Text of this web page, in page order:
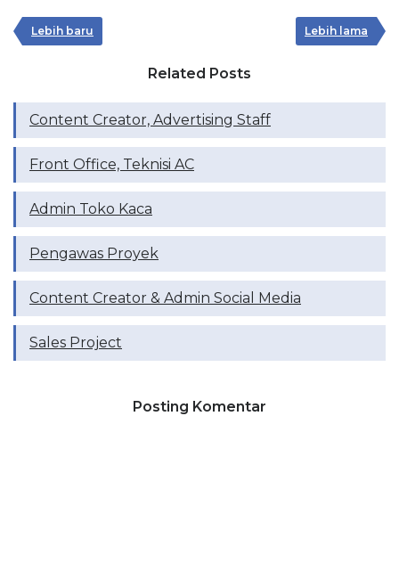
Lebih baru Lebih lama
Related Posts
Content Creator, Advertising Staff
Front Office, Teknisi AC
Admin Toko Kaca
Pengawas Proyek
Content Creator & Admin Social Media
Sales Project
Posting Komentar